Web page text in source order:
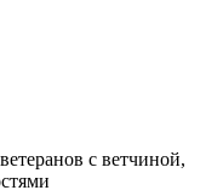
с ветчиной,